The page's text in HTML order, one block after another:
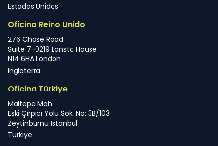
Estados Unidos
Oficina Reino Unido
276 Chase Road
Suite 7-0219 Lonsto House
N14 6HA London
Inglaterra
Oficina Türkiye
Maltepe Mah.
Eski Çırpıcı Yolu Sok. No: 3B/103
Zeytinburnu Istanbul
Türkiye